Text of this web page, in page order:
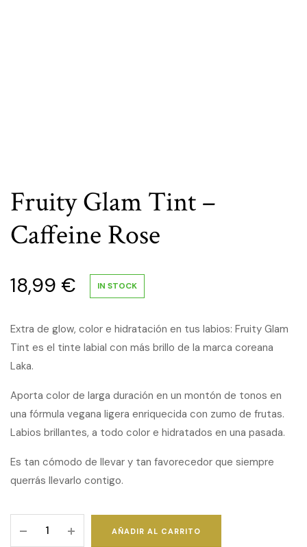
Fruity Glam Tint –
Caffeine Rose
18,99 € IN STOCK
Extra de glow, color e hidratación en tus labios: Fruity Glam
Tint es el tinte labial con más brillo de la marca coreana
Laka.
Aporta color de larga duración en un montón de tonos en
una fórmula vegana ligera enriquecida con zumo de frutas.
Labios brillantes, a todo color e hidratados en una pasada.
Es tan cómodo de llevar y tan favorecedor que siempre
querrás llevarlo contigo.
Glam
AÑADIR AL CARRITO